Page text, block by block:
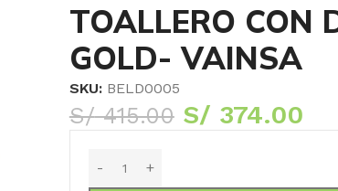
TOALLERO CON
GOLD- VAINSA
SKU: BELD0005
S/415.00 S/ 374.00